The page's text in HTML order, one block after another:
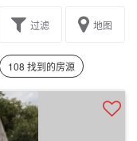
转让过滤 地图
108 找到的房源